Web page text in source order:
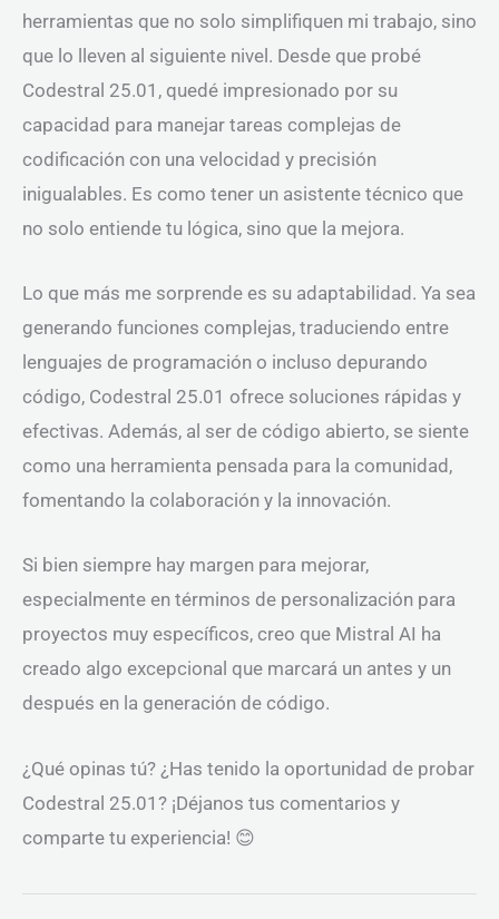
herramientas que no solo simplifiquen mi trabajo, sino
que lo lleven al siguiente nivel. Desde que probé
Codestral 25.01, quedé impresionado por su
capacidad para manejar tareas complejas de
codificación con una velocidad y precisión
inigualables. Es como tener un asistente técnico que
no solo entiende tu lógica, sino que la mejora.
Lo que más me sorprende es su adaptabilidad. Ya sea
generando funciones complejas, traduciendo entre
lenguajes de programación o incluso depurando
código, Codestral 25.01 ofrece soluciones rápidas y
efectivas. Además, al ser de código abierto, se siente
como una herramienta pensada para la comunidad,
fomentando la colaboración y la innovación.
Si bien siempre hay margen para mejorar,
especialmente en términos de personalización para
proyectos muy específicos, creo que Mistral AI ha
creado algo excepcional que marcará un antes y un
después en la generación de código.
¿Qué opinas tú? ¿Has tenido la oportunidad de probar
Codestral 25.01? ¡Déjanos tus comentarios y
comparte tu experiencia! 😊